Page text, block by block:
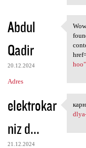
Abdul
Qadir
20.12.2024
Adres
elektrokar
niz d...
21.12.2024